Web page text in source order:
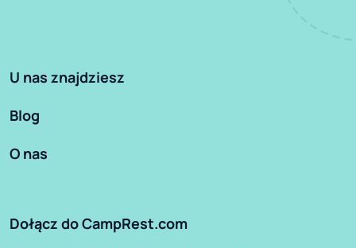
U nas znajdziesz
Blog
O nas
Dołącz do CampRest.com